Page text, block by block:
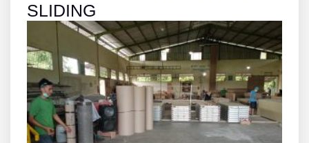
SLIDING